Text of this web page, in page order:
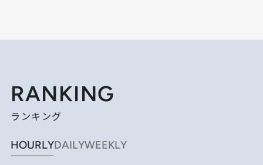
RANKING
ランキング
HOURLYDAILYWEEKLY